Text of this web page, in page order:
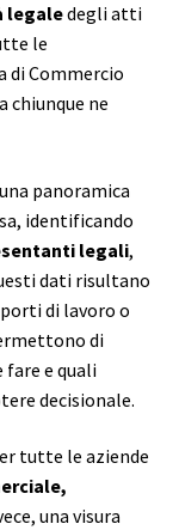
legaledegli atti
le
di Commercio
chiunque ne
panoramica
identificando
legali,
dati risultano
di lavoro o
di
fare e quali
decisionale.
tutte le aziende
una visura